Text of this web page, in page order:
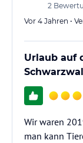
2
Vor 4 Jahren •
Urlaub auf
Wir waren
man kann